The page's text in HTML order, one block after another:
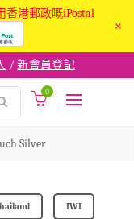
香港郵政嘅iPostal
×
/新會員登記
0
Silver
IWI